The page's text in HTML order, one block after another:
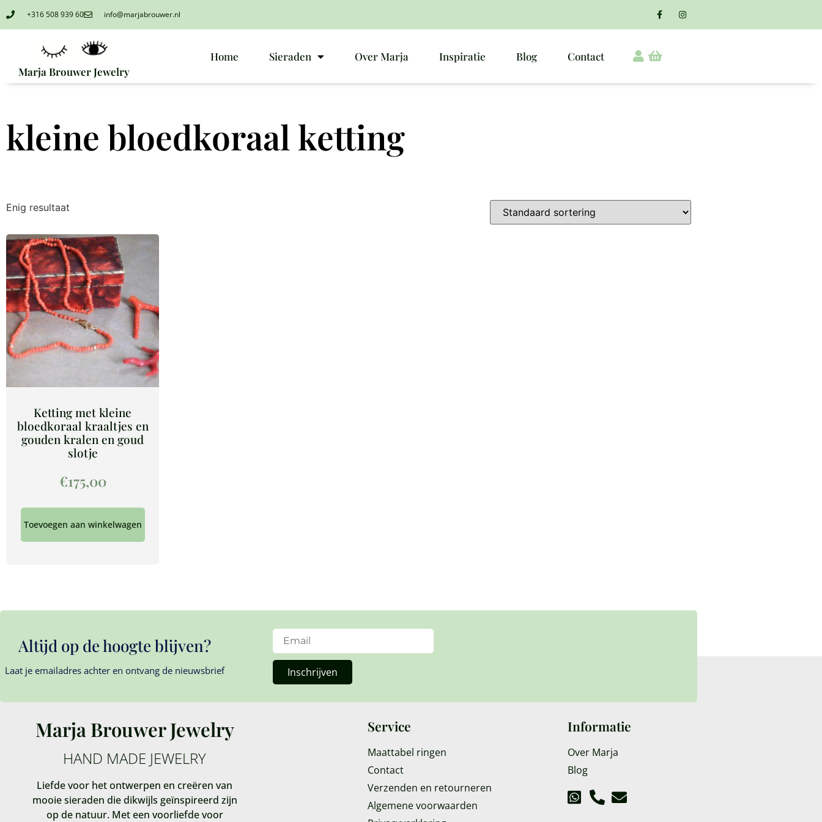
+316 508 939 60 info@marjabrouwer.nl
Marja Brouwer Jewelry
Home Sieraden Over Marja Inspiratie Blog Contact
kleine bloedkoraal ketting
Enig resultaat
Ketting met kleine
bloedkoraal kraaltjes en
gouden kralen en goud
slotje
€175,00
Toevoegen aan winkelwagen
Altijd op de hoogte blijven?
Laat je emailadres achter en ontvang de nieuwsbrief Inschrijven
Marja Brouwer Jewelry
HAND MADE JEWELRY
Liefde voor het ontwerpen en creëren van
mooie sieraden die dikwijls geïnspireerd zijn
op de natuur. Met een voorliefde voor
Service
Maattabel ringen
Contact
Verzenden en retourneren
Algemene voorwaarden
Informatie
Over Marja
Blog